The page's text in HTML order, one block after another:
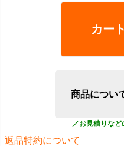
カー
商品につい
返品特約について